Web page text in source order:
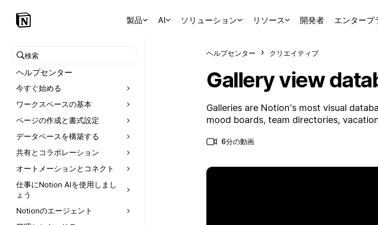
製品 AI ソリューション リソース 開発者 エンタープ
ヘルプセンターを検索
ヘルプセンター
今すぐ始める
ワークスペースの基本
ページの作成と書式設定
データベースを構築する
共有とコラボレーション
オートメーションとコネクト
仕事にNotion AIを使用しまし
ょう
Notionのエージェント
ヘルプセンター クリエイティブ
Gallery view
Galleries are Notion's most visual
mood boards, team directories,
6分の動画